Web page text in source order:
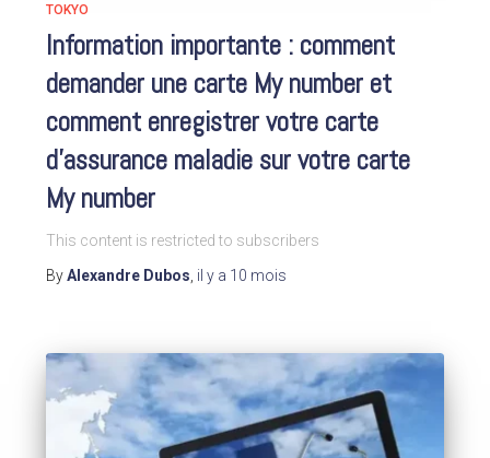
TOKYO
Information importante : comment
demander une carte My number et
comment enregistrer votre carte
d’assurance maladie sur votre carte
My number
This content is restricted to subscribers
ByAlexandre Dubos il y a 10 mois